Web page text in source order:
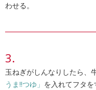
わせる。
玉ねぎがしんなりしたら、
うま!!つゆ」 を入れてフタを